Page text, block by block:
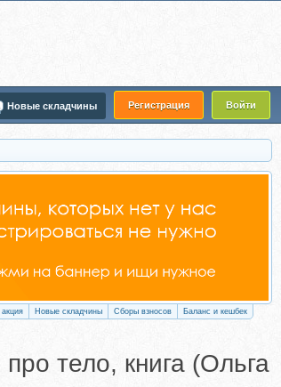
Регистрация Войти
Новые складчины
Новые складчины Сборы взносов Баланс и кешбек
тело, книга (Ольга